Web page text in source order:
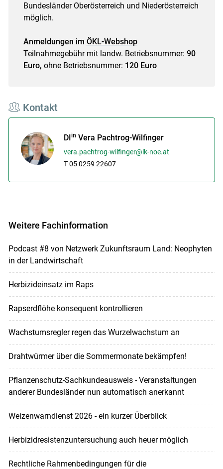
Bundesländer Oberösterreich und Niederösterreich
möglich.
Anmeldungen im ÖKL-Webshop
Teilnahmegebühr mit landw. Betriebsnummer: 90
Euro, ohne Betriebsnummer: 120 Euro
Kontakt
DIin Vera Pachtrog-Wilfinger
vera.pachtrog-wilfinger@lk-noe.at
T 05 0259 22607
Weitere Fachinformation
Podcast #8 von Netzwerk Zukunftsraum Land: Neophyten
in der Landwirtschaft
Herbizideinsatz im Raps
Rapserdflöhe konsequent kontrollieren
Wachstumsregler regen das Wurzelwachstum an
Drahtwürmer über die Sommermonate bekämpfen!
Pflanzenschutz-Sachkundeausweis - Veranstaltungen
anderer Bundesländer nun automatisch anerkannt
Weizenwarndienst 2026 - ein kurzer Überblick
Herbizidresistenzuntersuchung auch heuer möglich
Rechtliche Rahmenbedingungen für die